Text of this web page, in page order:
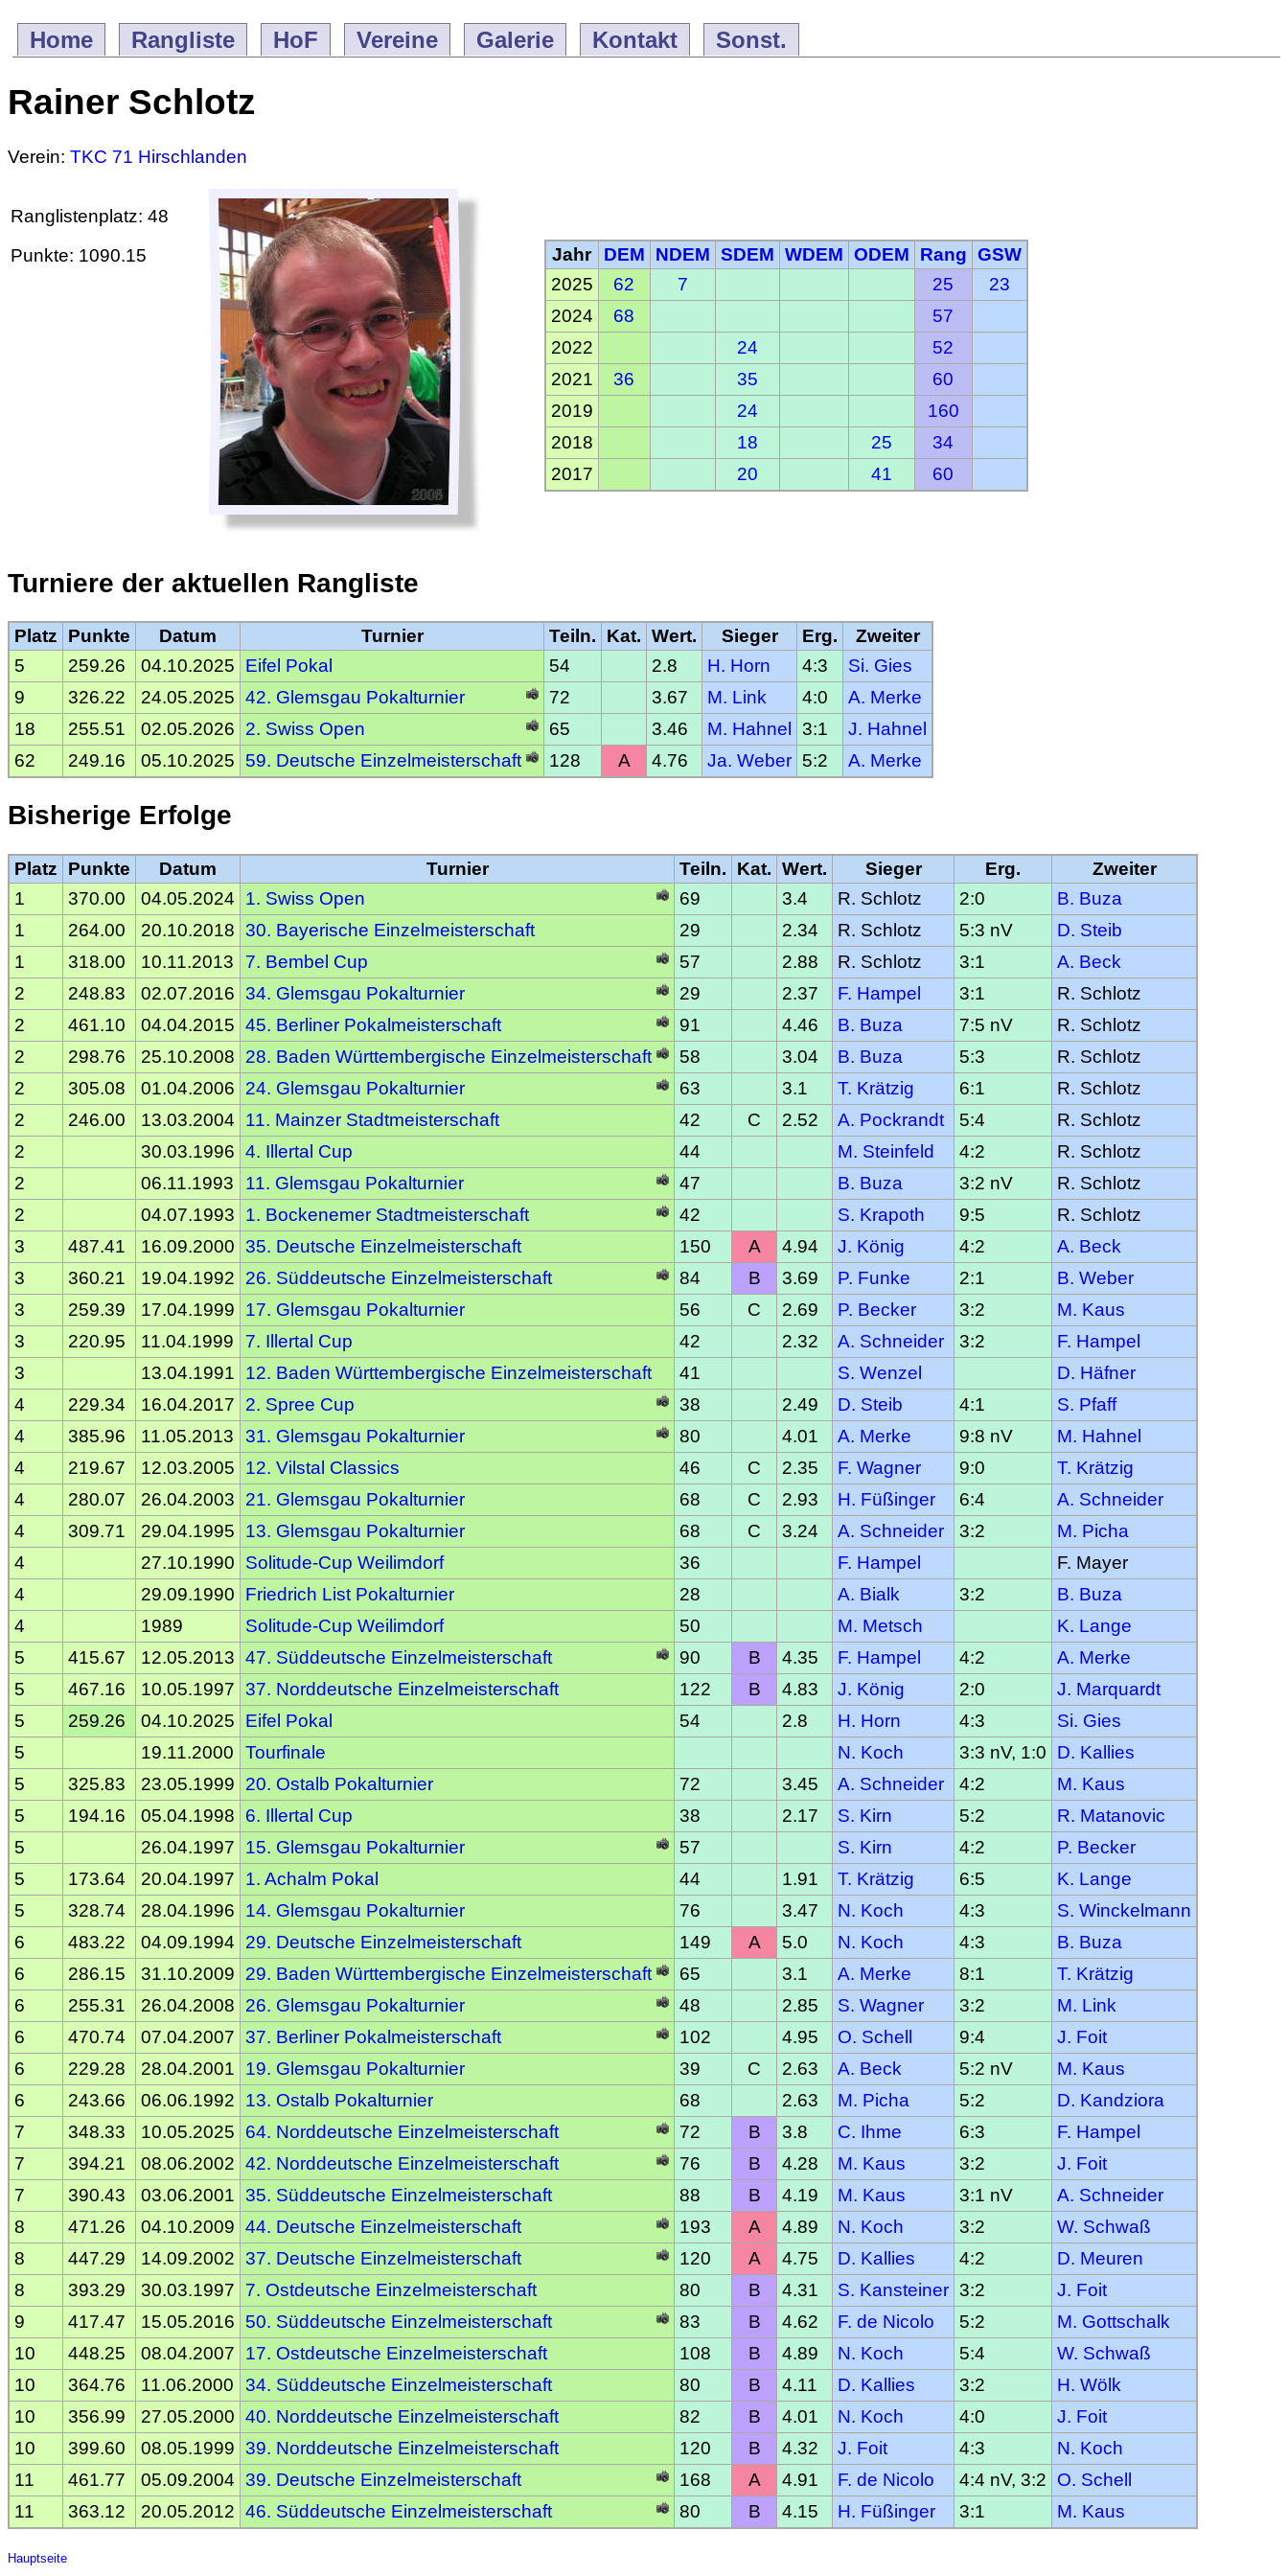
Home Rangliste HoF Vereine Galerie Kontakt Sonst.
Rainer Schlotz
Verein: TKC 71 Hirschlanden
Ranglistenplatz: 48
Punkte: 1090.15
Jahr DEM NDEM SDEM WDEM ODEM Rang GSW
2025
62 7 25
23
2024
68
57
2022
24
52
2021
36 35
60
2019
24
160
2018
18 25
34
2017
20 41 60
Turniere der aktuellen Rangliste
Platz Punkte Datum Turnier Teiln. Kat. Wert. Sieger Erg.
Zweiter
5
259.26 04.10.2025 Eifel Pokal 54 2.8 H. Horn 4:3
Si. Gies
9
326.22 24.05.2025 42. Glemsgau Pokalturnier 72 3.67 M. Link 4:0
A. Merke
18
255.51 02.05.2026 2. Swiss Open 65 3.46 M. Hahnel 3:1
J. Hahnel
62
249.16 05.10.2025 59. Deutsche Einzelmeisterschaft 128 A 4.76 Ja. Weber 5:2 A. Merke
Bisherige Erfolge
Platz Punkte Datum Turnier Teiln. Kat. Wert. Sieger Erg.
Zweiter
1
370.00 04.05.2024 1. Swiss Open 69 3.4 R. Schlotz 2:0
B. Buza
1
264.00 20.10.2018 30. Bayerische Einzelmeisterschaft 29 2.34 R. Schlotz 5:3 nV
D. Steib
1
318.00 10.11.2013 7. Bembel Cup 57 2.88 R. Schlotz 3:1
A. Beck
2
248.83 02.07.2016 34. Glemsgau Pokalturnier 29 2.37 F. Hampel 3:1
R. Schlotz
2
461.10 04.04.2015 45. Berliner Pokalmeisterschaft 91 4.46 B. Buza 7:5 nV
R. Schlotz
2
298.76 25.10.2008 28. Baden Württembergische Einzelmeisterschaft 58 3.04 B. Buza 5:3
R. Schlotz
2
305.08 01.04.2006 24. Glemsgau Pokalturnier 63 3.1 T. Krätzig 6:1
R. Schlotz
2
246.00 13.03.2004 11. Mainzer Stadtmeisterschaft 42 C 2.52 A. Pockrandt 5:4
R. Schlotz
2
30.03.1996 4. Illertal Cup 44 M. Steinfeld 4:2
R. Schlotz
2
06.11.1993 11. Glemsgau Pokalturnier 47 B. Buza 3:2 nV
R. Schlotz
2
04.07.1993 1. Bockenemer Stadtmeisterschaft 42 S. Krapoth 9:5
R. Schlotz
3
487.41 16.09.2000 35. Deutsche Einzelmeisterschaft 150 A 4.94 J. König 4:2
A. Beck
3
360.21 19.04.1992 26. Süddeutsche Einzelmeisterschaft 84 B 3.69 P. Funke 2:1
B. Weber
3
259.39 17.04.1999 17. Glemsgau Pokalturnier 56 C 2.69 P. Becker 3:2
M. Kaus
3
220.95 11.04.1999 7. Illertal Cup 42 2.32 A. Schneider 3:2
F. Hampel
3
13.04.1991 12. Baden Württembergische Einzelmeisterschaft 41 S. Wenzel
D. Häfner
4
229.34 16.04.2017 2. Spree Cup 38 2.49 D. Steib 4:1
S. Pfaff
4
385.96 11.05.2013 31. Glemsgau Pokalturnier 80 4.01 A. Merke 9:8 nV
M. Hahnel
4
219.67 12.03.2005 12. Vilstal Classics 46 C 2.35 F. Wagner 9:0
T. Krätzig
4
280.07 26.04.2003 21. Glemsgau Pokalturnier 68 C 2.93 H. Füßinger 6:4
A. Schneider
4
309.71 29.04.1995 13. Glemsgau Pokalturnier 68 C 3.24 A. Schneider 3:2
M. Picha
4
27.10.1990 Solitude-Cup Weilimdorf 36 F. Hampel
F. Mayer
4
29.09.1990 Friedrich List Pokalturnier 28 A. Bialk 3:2
B. Buza
4
1989 Solitude-Cup Weilimdorf 50 M. Metsch
K. Lange
5
415.67 12.05.2013 47. Süddeutsche Einzelmeisterschaft 90 B 4.35 F. Hampel 4:2
A. Merke
5
467.16 10.05.1997 37. Norddeutsche Einzelmeisterschaft 122 B 4.83 J. König 2:0
J. Marquardt
5
259.26 04.10.2025 Eifel Pokal 54 2.8 H. Horn 4:3
Si. Gies
5
19.11.2000 Tourfinale N. Koch 3:3 nV, 1:0
D. Kallies
5
325.83 23.05.1999 20. Ostalb Pokalturnier 72 3.45 A. Schneider 4:2
M. Kaus
5
194.16 05.04.1998 6. Illertal Cup 38 2.17 S. Kirn 5:2
R. Matanovic
5
26.04.1997 15. Glemsgau Pokalturnier 57 S. Kirn 4:2
P. Becker
5
173.64 20.04.1997 1. Achalm Pokal 44 1.91 T. Krätzig 6:5
K. Lange
5
328.74 28.04.1996 14. Glemsgau Pokalturnier 76 3.47 N. Koch 4:3
S. Winckelmann
6
483.22 04.09.1994 29. Deutsche Einzelmeisterschaft 149 A 5.0 N. Koch 4:3
B. Buza
6
286.15 31.10.2009 29. Baden Württembergische Einzelmeisterschaft 65 3.1 A. Merke 8:1
T. Krätzig
6
255.31 26.04.2008 26. Glemsgau Pokalturnier 48 2.85 S. Wagner 3:2
M. Link
6
470.74 07.04.2007 37. Berliner Pokalmeisterschaft 102 4.95 O. Schell 9:4
J. Foit
6
229.28 28.04.2001 19. Glemsgau Pokalturnier 39 C 2.63 A. Beck 5:2 nV
M. Kaus
6
243.66 06.06.1992 13. Ostalb Pokalturnier 68 2.63 M. Picha 5:2
D. Kandziora
7
348.33 10.05.2025 64. Norddeutsche Einzelmeisterschaft 72 B 3.8 C. Ihme 6:3
F. Hampel
7
394.21 08.06.2002 42. Norddeutsche Einzelmeisterschaft 76 B 4.28 M. Kaus 3:2
J. Foit
7
390.43 03.06.2001 35. Süddeutsche Einzelmeisterschaft 88 B 4.19 M. Kaus 3:1 nV
A. Schneider
8
471.26 04.10.2009 44. Deutsche Einzelmeisterschaft 193 A 4.89 N. Koch 3:2
W. Schwaß
8
447.29 14.09.2002 37. Deutsche Einzelmeisterschaft 120 A 4.75 D. Kallies 4:2
D. Meuren
8
393.29 30.03.1997 7. Ostdeutsche Einzelmeisterschaft 80 B 4.31 S. Kansteiner 3:2
J. Foit
9
417.47 15.05.2016 50. Süddeutsche Einzelmeisterschaft 83 B 4.62 F. de Nicolo 5:2
M. Gottschalk
10
448.25 08.04.2007 17. Ostdeutsche Einzelmeisterschaft 108 B 4.89 N. Koch 5:4
W. Schwaß
10
364.76 11.06.2000 34. Süddeutsche Einzelmeisterschaft 80 B 4.11 D. Kallies 3:2
H. Wölk
10
356.99 27.05.2000 40. Norddeutsche Einzelmeisterschaft 82 B 4.01 N. Koch 4:0
J. Foit
10
399.60 08.05.1999 39. Norddeutsche Einzelmeisterschaft 120 B 4.32 J. Foit 4:3
N. Koch
11
461.77 05.09.2004 39. Deutsche Einzelmeisterschaft 168 A 4.91 F. de Nicolo 4:4 nV, 3:2
O. Schell
11
363.12 20.05.2012 46. Süddeutsche Einzelmeisterschaft 80 B 4.15 H. Füßinger 3:1 M. Kaus
Hauptseite